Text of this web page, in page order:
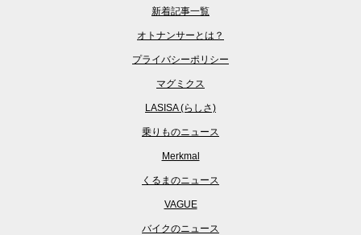
新着記事一覧
オトナンサーとは？
プライバシーポリシー
マグミクス
LASISA (らしさ)
乗りものニュース
Merkmal
くるまのニュース
VAGUE
バイクのニュース